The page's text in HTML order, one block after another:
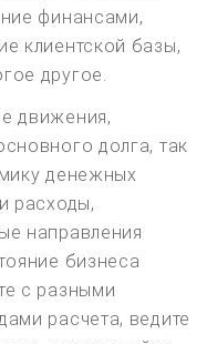
финансами,
клиентской базы,
другое.
движения,
долга, так
денежных
расходы,
направления
бизнеса
с разными
расчета, ведите